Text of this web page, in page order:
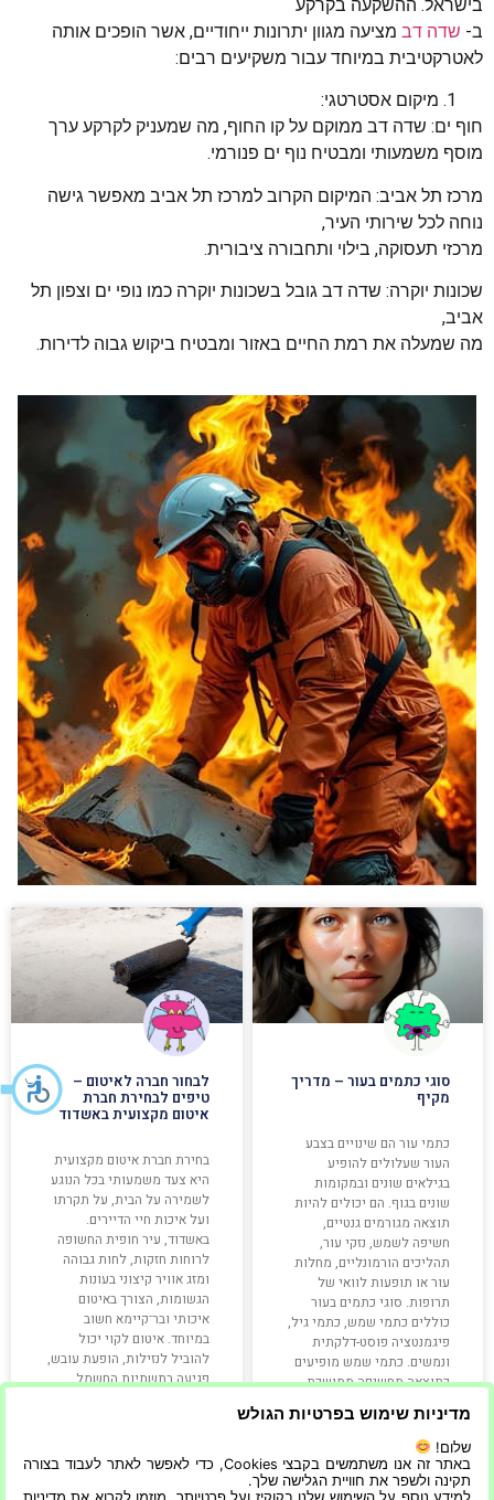
בישראל. ההשקעה בקרקע
ב- שדה דב מציעה מגוון יתרונות ייחודיים, אשר הופכים אותה
לאטרקטיבית במיוחד עבור משקיעים רבים:
מיקום אסטרטגי:
חוף ים: שדה דב ממוקם על קו החוף, מה שמעניק לקרקע ערך
מוסף משמעותי ומבטיח נוף ים פנורמי.
מרכז תל אביב: המיקום הקרוב למרכז תל אביב מאפשר גישה
נוחה לכל שירותי העיר,
מרכזי תעסוקה, בילוי ותחבורה ציבורית.
שכונות יוקרה: שדה דב גובל בשכונות יוקרה כמו נופי ים וצפון תל
אביב,
מה שמעלה את רמת החיים באזור ומבטיח ביקוש גבוה לדירות.
סוגי כתמים בעור – מדריך
מקיף
כתמי עור הם שינויים בצבע
העור שעלולים להופיע
בגילאים שונים ובמקומות
שונים בגוף. הם יכולים להיות
תוצאה מגורמים גנטיים,
חשיפה לשמש, נזקי עור,
תהליכים הורמונליים, מחלות
עור או תופעות לוואי של
תרופות. סוגי כתמים בעור
כוללים כתמי שמש, כתמי גיל,
פיגמנטציה פוסט-דלקתית
ונמשים. כתמי שמש מופיעים
כתוצאה מחשיפה ממושכת
קרא עוד »
לבחור חברה לאיטום –
טיפים לבחירת חברת
איטום מקצועית באשדוד
בחירת חברת איטום מקצועית
היא צעד משמעותי בכל הנוגע
לשמירה על הבית, על תקרתו
ועל איכות חיי הדיירים.
באשדוד, עיר חופית החשופה
לרוחות חזקות, לחות גבוהה
ומזג אוויר קיצוני בעונות
הגשומות, הצורך באיטום
איכותי ובר־קיימא חשוב
במיוחד. איטום לקוי יכול
להוביל לנזילות, הופעת עובש,
פגיעה בתשתיות החשמל
קרא עוד »
מדיניות שימוש בפרטיות הגולש
שלום!
באתר זה אנו משתמשים בקבצי Cookies, כדי לאפשר לאתר לעבוד בצורה
תקינה ולשפר את חוויית הגלישה שלך.